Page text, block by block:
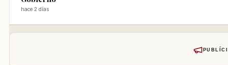
hace 2 días